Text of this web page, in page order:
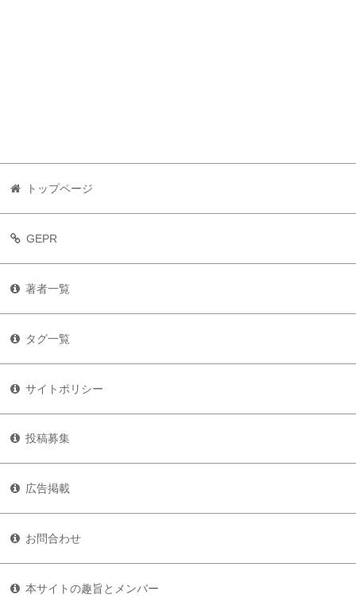
トップページ
GEPR
著者一覧
タグ一覧
サイトポリシー
投稿募集
広告掲載
お問合わせ
本サイトの趣旨とメンバー